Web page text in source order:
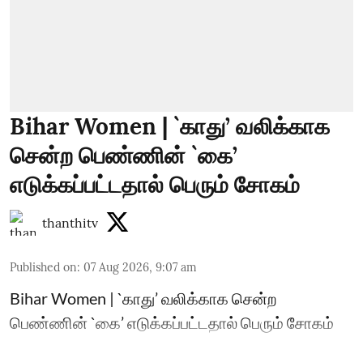
Bihar Women | `காது’ வலிக்காக
சென்ற பெண்ணின் `கை’
எடுக்கப்பட்டதால் பெரும் சோகம்
thanthitv
Published on: 07 Aug 2026, 9:07 am
Bihar Women | `காது’ வலிக்காக சென்ற
பெண்ணின் `கை’ எடுக்கப்பட்டதால் பெரும் சோகம்